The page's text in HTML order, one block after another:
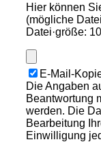
Hier können
(mögliche
Datei·größe:
E-Mail-
Die Angaben
Beantwortung
werden. Die
Bearbeitung
Einwilligung